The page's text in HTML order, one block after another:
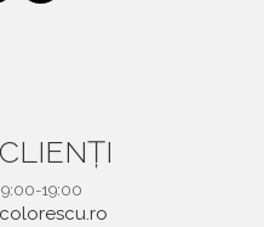
19:00